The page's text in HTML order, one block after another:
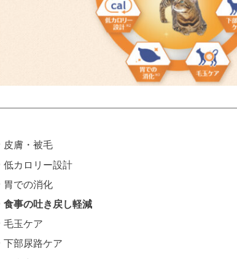
皮膚・被毛
低カロリー設計
胃での消化
食事の吐き戻し軽減
毛玉ケア
下部尿路ケア